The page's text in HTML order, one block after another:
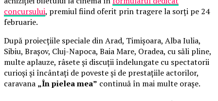
concursului, premiul fiind oferit prin tragere la sorți pe 24
februarie.
După proiecțiile speciale din Arad, Timișoara, Alba Iulia,
Sibiu, Brașov, Cluj-Napoca, Baia Mare, Oradea, cu săli pline,
multe aplauze, râsete și discuții îndelungate cu spectatorii
curioși și încântați de poveste și de prestațiile actorilor,
caravana „În pielea mea” continuă în mai multe orașe.